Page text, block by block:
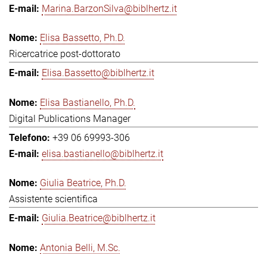
Marina.BarzonSilva@biblhertz.it
Elisa Bassetto, Ph.D.
Ricercatrice post-dottorato
Elisa.Bassetto@biblhertz.it
Elisa Bastianello, Ph.D.
Digital Publications Manager
+39 06 69993-306
elisa.bastianello@biblhertz.it
Giulia Beatrice, Ph.D.
Assistente scientifica
Giulia.Beatrice@biblhertz.it
Antonia Belli, M.Sc.